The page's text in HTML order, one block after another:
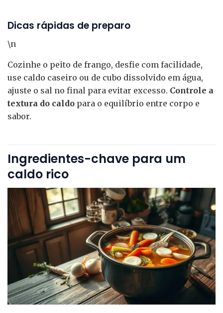
Dicas rápidas de preparo
\n
Cozinhe o peito de frango, desfie com facilidade,
use caldo caseiro ou de cubo dissolvido em água,
ajuste o sal no final para evitar excesso. Controle a
textura do caldo para o equilíbrio entre corpo e
sabor.
Ingredientes-chave para um
caldo rico